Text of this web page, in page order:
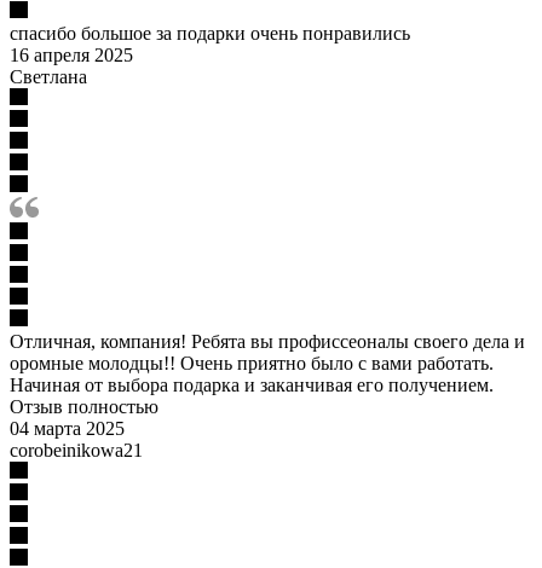
спасибо большое за подарки очень понравились
16 апреля 2025
Светлана
Отличная, компания! Ребята вы профиссеоналы своего дела и
оромные молодцы!! Очень приятно было с вами работать.
Начиная от выбора подарка и заканчивая его получением.
Отзыв полностью
04 марта 2025
corobeinikowa21